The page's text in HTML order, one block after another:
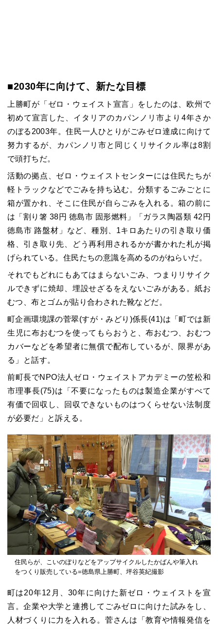
■2030年に向けて、新たな目標
上勝町が「ゼロ・ウェイスト宣言」をしたのは、欧州で
初めて宣言した、イタリアのカパンノリ市より4年さか
のぼる2003年。住民一人ひとりがごみゼロ達成に向けて
努力するが、カパンノリ市と同じくリサイクル率は8割
で頭打ちだ。
活動の拠点、ゼロ・ウェイストセンターには住民たちが
軽トラックなどでごみを持ち込む。分類するごみごとに
箱が置かれ、そこに住民が自らごみを入れる。箱の前に
は「割り箸 38円 徳島市 固形燃料」「ガラス陶器類 42円
徳島市 路盤材」など、種別、1キロあたりの引き取り価
格、引き取り先、どう再利用されるかが書かれた札が掲
げられている。住民たちの意識を高めるのがねらいだ。
それでもどれにもあてはまらないごみ、つまりリサイク
ルできずに焼却、埋設せざるをえないごみがある。紙お
むつ、布とゴムが貼り合わされた靴などだ。
町企画環境課の菅翠(すが・みどり)係長(41)は「町では新
生児に布おむつを使ってもらおうと、布おむつ、おむつ
カバーなどを希望者に無償で配布しているが、限界があ
る」と話す。
前町長でNPO法人ゼロ・ウェイストアカデミーの笠松和
市理事長(75)は「不要になったものは製造企業がすべて
有価で回収し、回収できないものはつくらせない法制度
が必要だ」と訴える。
住民らが、こいのぼりなどをアップサイクルしたかばんや筆入れ
をつくり販売している=徳島県上勝町、坪谷英紀撮影
町は20年12月、30年に向けた新ゼロ・ウェイストを宣
言。企業や大学と連携してごみゼロに向けた試みをし、
人材づくりに力を入れる。菅さんは「教育や情報発信を